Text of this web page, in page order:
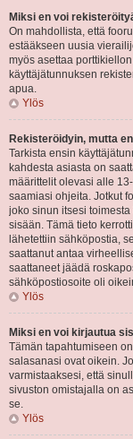
Miksi en voi
On mahdollista, että
estääkseen uusia
myös asettaa
käyttäjätunnuksen
apua.
Ylös
Rekisteröidyin, mutta
Tarkista ensin
kahdesta asiasta on
määrittelit olevasi alle
saamiasi ohjeita. Jotkut
joko sinun itsesi
sisään. Tämä tieto
lähetettiin sähköpostia,
saattanut antaa
saattaneet jäädä
sähköpostiosoite oli
Ylös
Miksi en voi kirjautua
Tämän tapahtumiseen
salasanasi ovat oikein.
varmistaaksesi, että
sivuston omistajalla on
se.
Ylös